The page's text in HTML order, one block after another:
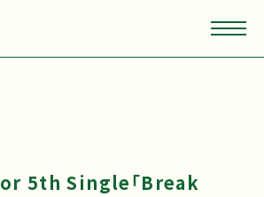
5th Single「Break